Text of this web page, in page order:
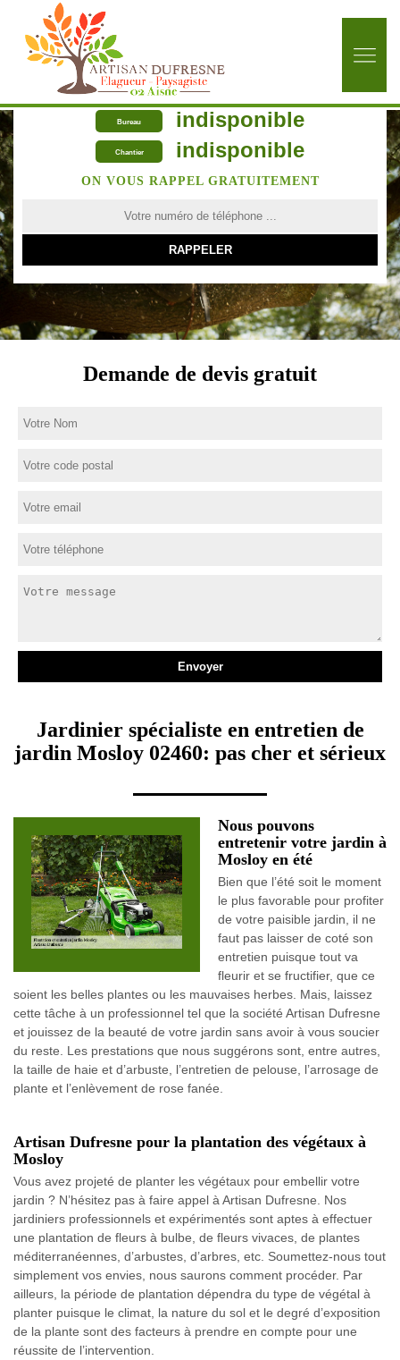
Bureau indisponible
Chantier indisponible
ON VOUS RAPPEL GRATUITEMENT
Demande de devis gratuit
Jardinier spécialiste en entretien de
jardin Mosloy 02460: pas cher et sérieux
Nous pouvons
entretenir votre jardin à
Mosloy en été
Bien que l’été soit le moment
le plus favorable pour profiter
de votre paisible jardin, il ne
faut pas laisser de coté son
entretien puisque tout va
fleurir et se fructifier, que ce
soient les belles plantes ou les mauvaises herbes. Mais, laissez
cette tâche à un professionnel tel que la société Artisan Dufresne
et jouissez de la beauté de votre jardin sans avoir à vous soucier
du reste. Les prestations que nous suggérons sont, entre autres,
la taille de haie et d’arbuste, l’entretien de pelouse, l’arrosage de
plante et l’enlèvement de rose fanée.
Artisan Dufresne pour la plantation des végétaux à
Mosloy
Vous avez projeté de planter les végétaux pour embellir votre
jardin ? N’hésitez pas à faire appel à Artisan Dufresne. Nos
jardiniers professionnels et expérimentés sont aptes à effectuer
une plantation de fleurs à bulbe, de fleurs vivaces, de plantes
méditerranéennes, d’arbustes, d’arbres, etc. Soumettez-nous tout
simplement vos envies, nous saurons comment procéder. Par
ailleurs, la période de plantation dépendra du type de végétal à
planter puisque le climat, la nature du sol et le degré d’exposition
de la plante sont des facteurs à prendre en compte pour une
réussite de l’intervention.